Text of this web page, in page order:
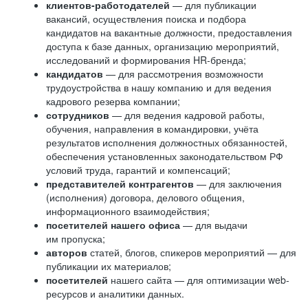
клиентов-работодателей — для публикации
вакансий, осуществления поиска и подбора
кандидатов на вакантные должности, предоставления
доступа к базе данных, организацию мероприятий,
исследований и формирования HR-бренда;
кандидатов — для рассмотрения возможности
трудоустройства в нашу компанию и для ведения
кадрового резерва компании;
сотрудников — для ведения кадровой работы,
обучения, направления в командировки, учёта
результатов исполнения должностных обязанностей,
обеспечения установленных законодательством РФ
условий труда, гарантий и компенсаций;
представителей контрагентов — для заключения
(исполнения) договора, делового общения,
информационного взаимодействия;
посетителей нашего офиса — для выдачи
им пропуска;
авторов статей, блогов, спикеров мероприятий — для
публикации их материалов;
посетителей нашего сайта — для оптимизации web-
ресурсов и аналитики данных.